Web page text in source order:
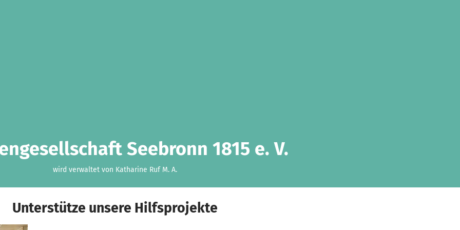
Seebronn 1815 e. V.
wird verwaltet von Katharine Ruf M. A.
Unterstütze unsere Hilfsprojekte